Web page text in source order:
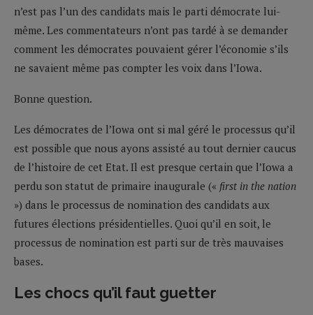
n’est pas l’un des candidats mais le parti démocrate lui-
même. Les commentateurs n’ont pas tardé à se demander
comment les démocrates pouvaient gérer l’économie s’ils
ne savaient même pas compter les voix dans l’Iowa.
Bonne question.
Les démocrates de l’Iowa ont si mal géré le processus qu’il
est possible que nous ayons assisté au tout dernier caucus
de l’histoire de cet Etat. Il est presque certain que l’Iowa a
perdu son statut de primaire inaugurale (« first in the nation
») dans le processus de nomination des candidats aux
futures élections présidentielles. Quoi qu’il en soit, le
processus de nomination est parti sur de très mauvaises
bases.
Les chocs qu’il faut guetter